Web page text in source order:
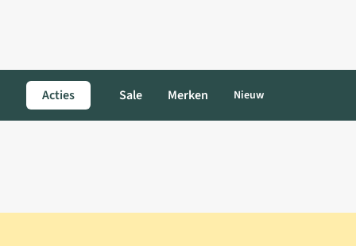
Acties Sale Merken Nieuw